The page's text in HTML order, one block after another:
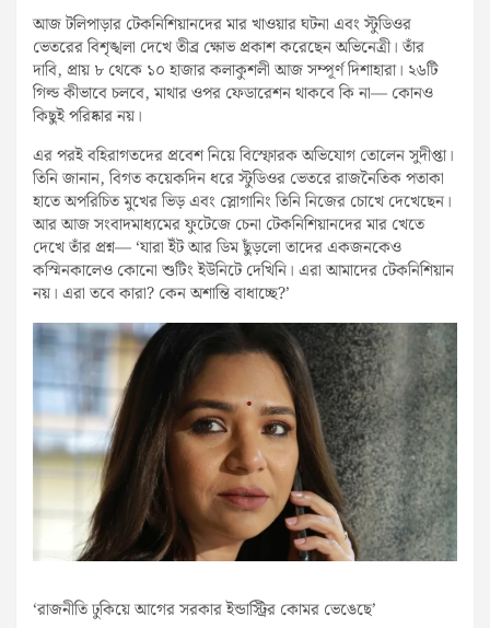
আজ টলিপাড়ার টেকনিশিয়ানদের মার খাওয়ার ঘটনা এবং স্টুডিওর
ভেতরের বিশৃঙ্খলা দেখে তীব্র ক্ষোভ প্রকাশ করেছেন অভিনেত্রী। তাঁর
দাবি, প্রায় ৮ থেকে ১০ হাজার কলাকুশলী আজ সম্পূর্ণ দিশাহারা। ২৬টি
গিল্ড কীভাবে চলবে, মাথার ওপর ফেডারেশন থাকবে কি না— কোনও
কিছুই পরিষ্কার নয়।
এর পরই বহিরাগতদের প্রবেশ নিয়ে বিস্ফোরক অভিযোগ তোলেন সুদীপ্তা।
তিনি জানান, বিগত কয়েকদিন ধরে স্টুডিওর ভেতরে রাজনৈতিক পতাকা
হাতে অপরিচিত মুখের ভিড় এবং স্লোগানিং তিনি নিজের চোখে দেখেছেন।
আর আজ সংবাদমাধ্যমের ফুটেজে চেনা টেকনিশিয়ানদের মার খেতে
দেখে তাঁর প্রশ্ন— ‘যারা ইঁট আর ডিম ছুঁড়লো তাদের একজনকেও
কস্মিনকালেও কোনো শুটিং ইউনিটে দেখিনি। এরা আমাদের টেকনিশিয়ান
নয়। এরা তবে কারা? কেন অশান্তি বাধাচ্ছে?’
‘রাজনীতি ঢুকিয়ে আগের সরকার ইন্ডাস্ট্রির কোমর ভেঙেছে’